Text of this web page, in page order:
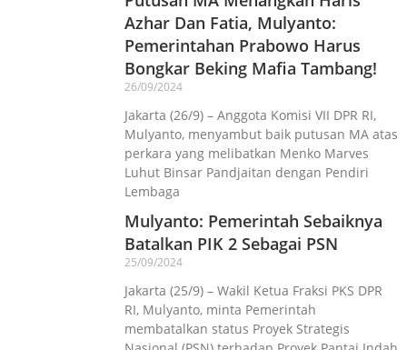
Azhar Dan Fatia, Mulyanto:
Pemerintahan Prabowo Harus
Bongkar Beking Mafia Tambang!
26/09/2024
Jakarta (26/9) – Anggota Komisi VII DPR RI,
Mulyanto, menyambut baik putusan MA atas
perkara yang melibatkan Menko Marves
Luhut Binsar Pandjaitan dengan Pendiri
Lembaga
Mulyanto: Pemerintah Sebaiknya
Batalkan PIK 2 Sebagai PSN
25/09/2024
Jakarta (25/9) – Wakil Ketua Fraksi PKS DPR
RI, Mulyanto, minta Pemerintah
membatalkan status Proyek Strategis